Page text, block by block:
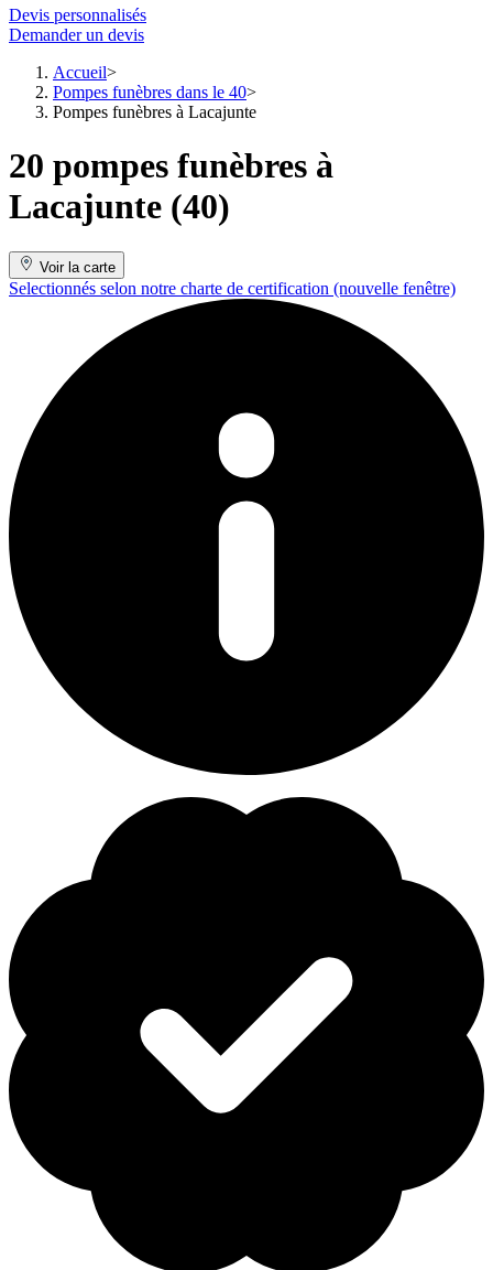
Devis personnalisés
Demander un devis
Accueil
Pompes funèbres dans le 40
Pompes funèbres à Lacajunte
20 pompes funèbres à
Lacajunte (40)
Voir la carte
Selectionnés selon notre charte de certification (nouvelle fenêtre)